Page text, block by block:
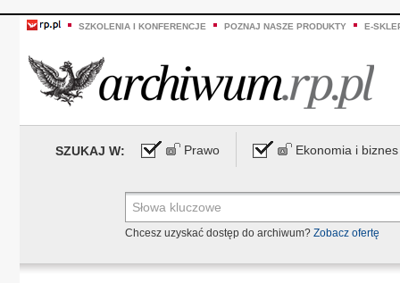
SZKOLENIA I KONFERENCJE POZNAJ NASZE PRODUKTY E-
SZUKAJ W: Prawo Ekonomia i biznes
Chcesz uzyskać dostęp do archiwum? Zobacz ofertę